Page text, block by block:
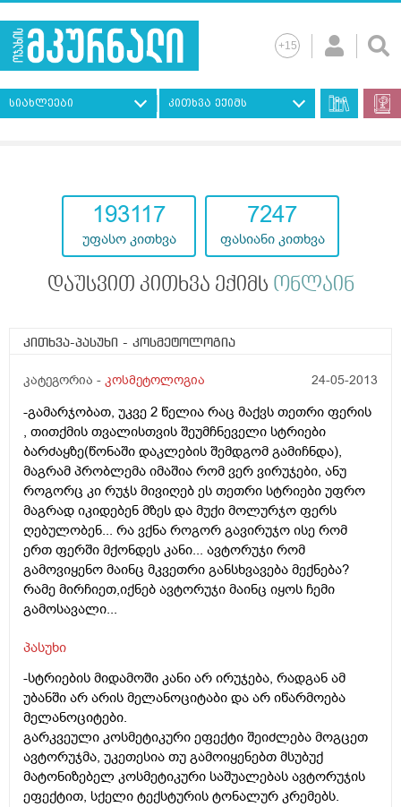
სიახლეები კითხვა ექიმს
193117
უფასო კითხვა
7247
ფასიანი კითხვა
დაუსვით კითხვა ექიმს ონლაინ
კითხვა-პასუხი - კოსმეტოლოგია
კატეგორია - კოსმეტოლოგია 24-05-2013
-გამარჯობათ, უკვე 2 წელია რაც მაქვს თეთრი ფერის
, თითქმის თვალისთვის შეუმჩნეველი სტრიები
ბარძაყზე(წონაში დაკლების შემდგომ გამიჩნდა),
მაგრამ პრობლემა იმაშია რომ ვერ ვირუჯები, ანუ
როგორც კი რუჯს მივიღებ ეს თეთრი სტრიები უფრო
მაგრად იკიდებენ მზეს და მუქი მოლურჯო ფერს
ღებულობენ... რა ვქნა როგორ გავირუჯო ისე რომ
ერთ ფერში მქონდეს კანი... ავტორუჯი რომ
გამოვიყენო მაინც მკვეთრი განსხვავება მექნება?
რამე მირჩიეთ,იქნებ ავტორუჯი მაინც იყოს ჩემი
გამოსავალი...
პასუხი
-სტრიების მიდამოში კანი არ ირუჯება, რადგან ამ
უბანში არ არის მელანოციტაბი და არ იწარმოება
მელანოციტები.
გარკვეული კოსმეტიკური ეფექტი შეიძლება მოგცეთ
ავტორუჯმა, უკეთესია თუ გამოიყენებთ მსუბუქ
მატონიზებელ კოსმეტიკური საშუალებას ავტორუჯის
ეფექტით, სქელი ტექსტურის ტონალურ კრემებს.